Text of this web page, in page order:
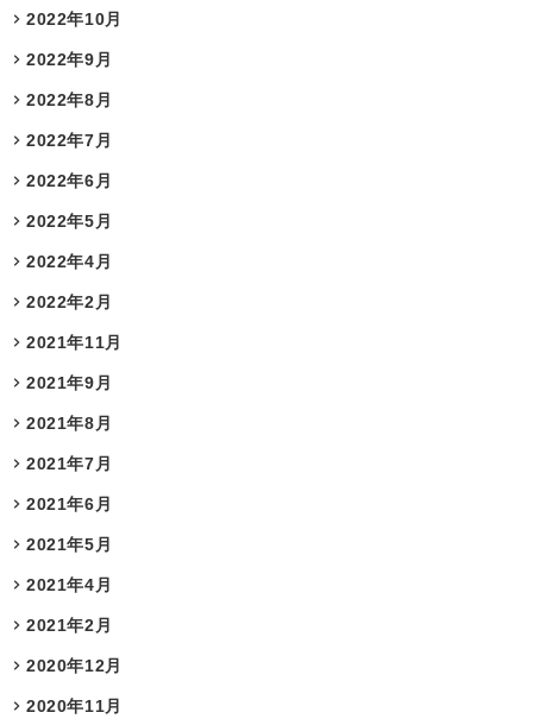
2022年10月
2022年9月
2022年8月
2022年7月
2022年6月
2022年5月
2022年4月
2022年2月
2021年11月
2021年9月
2021年8月
2021年7月
2021年6月
2021年5月
2021年4月
2021年2月
2020年12月
2020年11月